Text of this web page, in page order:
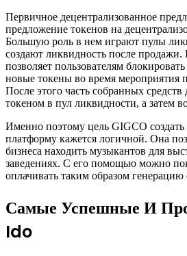
Первичное децентрализованное
предложение токенов на
Большую роль в нем играют пулы
создают ликвидность после
позволяет пользователям
новые токены во время мероприятия
После этого часть собранных
токеном в пул ликвидности, а затем
Именно поэтому цель GIGCO
платформу кажется логичной. Она
бизнеса находить музыкантов для
заведениях. С его помощью можно
оплачивать таким образом
Самые Успешные И
Ido